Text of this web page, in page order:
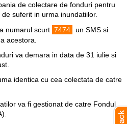
de colectare de fonduri pentru
suferit in urma inundatiilor.
numarul scurt 7474
un SMS si
acestora.
va demara in data de 31 iulie si
identica cu cea colectata de catre
va fi gestionat de catre Fondul